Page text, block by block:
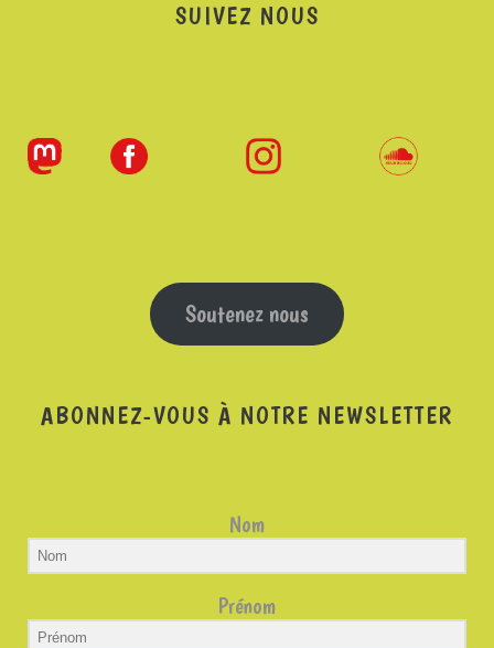
SUIVEZ NOUS
Soutenez nous
ABONNEZ-VOUS À NOTRE NEWSLETTER
Nom
Prénom